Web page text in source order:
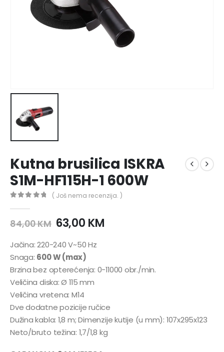
Kutna brusilica ISKRA
S1M-HF115H-1 600W
( Još nema recenzija. )
84,00KM 63,00 KM
Jačina: 220-240 V~50 Hz
Snaga: 600 W (max)
Brzina bez opterećenja: 0-11000 obr./min.
Veličina diska: Ø 115 mm
Veličina vretena: M14
Dve dodatne pozicije ručice
Dužina kabla: 1,8 m; Dimenzije kutije (u mm): 107x295x123
Neto/bruto težina: 1,7/1,8 kg